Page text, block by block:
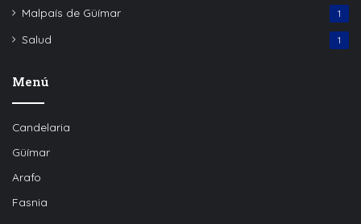
Malpaís de Güímar 1
Salud 1
Menú
Candelaria
Güímar
Arafo
Fasnia